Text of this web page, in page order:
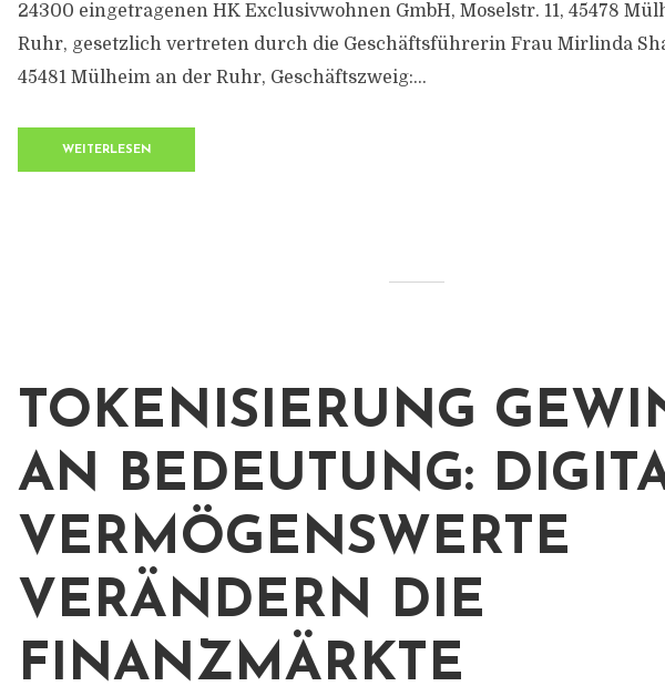
24300 eingetragenen HK Exclusivwohnen GmbH, Moselstr. 11, 45478
Ruhr, gesetzlich vertreten durch die Geschäftsführerin Frau Mirlinda
45481 Mülheim an der Ruhr, Geschäftszweig:...
WEITERLESEN
TOKENISIERUNG
AN BEDEUTUNG:
VERMÖGENSWERTE
VERÄNDERN DIE
FINANZMÄRKTE